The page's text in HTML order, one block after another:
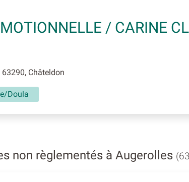
/ CARINE
Châteldon
Doula
non règlementés à Augerolles